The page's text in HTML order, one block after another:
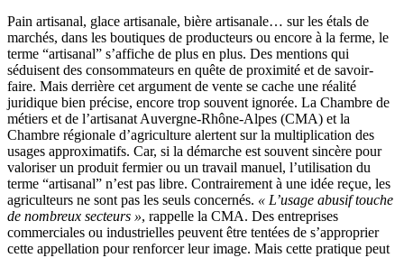
Pain artisanal, glace artisanale, bière artisanale… sur les étals de
marchés, dans les boutiques de producteurs ou encore à la ferme, le
terme “artisanal” s’affiche de plus en plus. Des mentions qui
séduisent des consommateurs en quête de proximité et de savoir-
faire. Mais derrière cet argument de vente se cache une réalité
juridique bien précise, encore trop souvent ignorée. La Chambre de
métiers et de l’artisanat Auvergne-Rhône-Alpes (CMA) et la
Chambre régionale d’agriculture alertent sur la multiplication des
usages approximatifs. Car, si la démarche est souvent sincère pour
valoriser un produit fermier ou un travail manuel, l’utilisation du
terme “artisanal” n’est pas libre. Contrairement à une idée reçue, les
agriculteurs ne sont pas les seuls concernés. « L’usage abusif touche
de nombreux secteurs », rappelle la CMA. Des entreprises
commerciales ou industrielles peuvent être tentées de s’approprier
cette appellation pour renforcer leur image. Mais cette pratique peut